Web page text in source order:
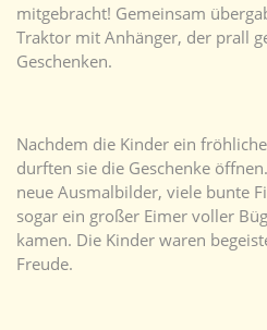
mitgebracht! Gemeinsam
Traktor mit Anhänger, der prall
Geschenken.
Nachdem die Kinder ein
durften sie die Geschenke
neue Ausmalbilder, viele bunte
sogar ein großer Eimer voller
kamen. Die Kinder waren
Freude.